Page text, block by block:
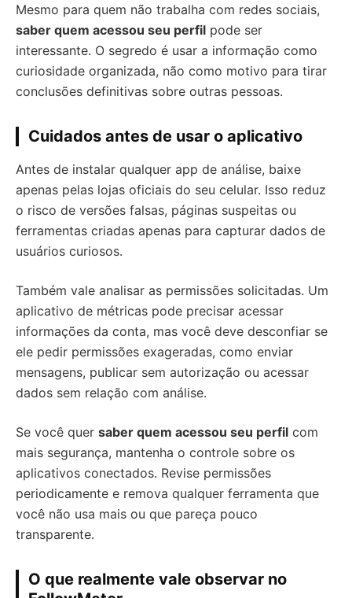
Mesmo para quem não trabalha com redes sociais,
saber quem acessou seu perfil pode ser
interessante. O segredo é usar a informação como
curiosidade organizada, não como motivo para tirar
conclusões definitivas sobre outras pessoas.
Cuidados antes de usar o aplicativo
Antes de instalar qualquer app de análise, baixe
apenas pelas lojas oficiais do seu celular. Isso reduz
o risco de versões falsas, páginas suspeitas ou
ferramentas criadas apenas para capturar dados de
usuários curiosos.
Também vale analisar as permissões solicitadas. Um
aplicativo de métricas pode precisar acessar
informações da conta, mas você deve desconfiar se
ele pedir permissões exageradas, como enviar
mensagens, publicar sem autorização ou acessar
dados sem relação com análise.
Se você quer saber quem acessou seu perfil com
mais segurança, mantenha o controle sobre os
aplicativos conectados. Revise permissões
periodicamente e remova qualquer ferramenta que
você não usa mais ou que pareça pouco
transparente.
O que realmente vale observar no